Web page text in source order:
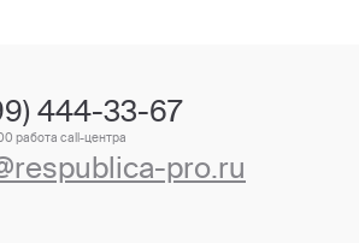
444-33-67
работа call-центра
pro.ru